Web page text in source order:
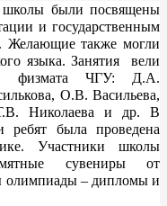
школы были посвящены
и государственным
Желающие также могли
языка. Занятия вели
физмата ЧГУ: Д.А.
О.В. Васильева,
Николаева и др. В
ребят была проведена
Участники школы
сувениры от
олимпиады – дипломы и